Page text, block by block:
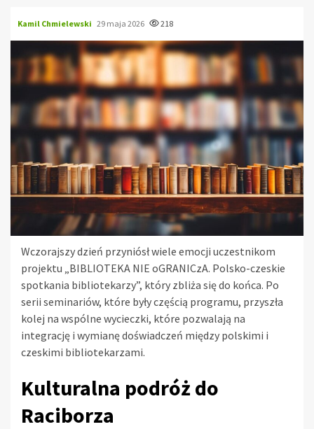
Kamil Chmielewski 29 maja 2026 218
Wczorajszy dzień przyniósł wiele emocji uczestnikom
projektu „BIBLIOTEKA NIE oGRANICzA. Polsko-czeskie
spotkania bibliotekarzy”, który zbliża się do końca. Po
serii seminariów, które były częścią programu, przyszła
kolej na wspólne wycieczki, które pozwalają na
integrację i wymianę doświadczeń między polskimi i
czeskimi bibliotekarzami.
Kulturalna podróż do
Raciborza